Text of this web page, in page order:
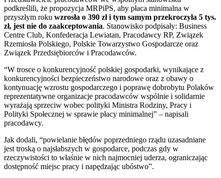
podkreślili, że propozycja MRPiPS, aby płaca minimalna w
przyszłym roku wzrosła o 390 zł i tym samym przekroczyła 5 tys.
zł, jest nie do zaakceptowania. Stanowisko podpisały: Business
Centre Club, Konfederacja Lewiatan, Pracodawcy RP, Związek
Rzemiosła Polskiego, Polskie Towarzystwo Gospodarcze oraz
Związek Przedsiębiorców i Pracodawców.
“W trosce o konkurencyjność polskiej gospodarki, wynikające z
konkurencyjności bezpieczeństwo narodowe oraz z obawy o
kontynuację wzrostu gospodarczego i poprawę dobrobytu Polaków
reprezentatywne organizacje pracodawców wspólnie i solidarnie
wyrażają sprzeciw wobec polityki Ministra Rodziny, Pracy i
Polityki Społecznej w sprawie płacy minimalnej” – napisali
pracodawcy.
Jak dodali, “powielanie błędów poprzedniego rządu uzasadniane
jest troską o najsłabszych w gospodarce, podczas gdy w
rzeczywistości to właśnie w nich najmocniej uderza, ograniczając
dostępność miejsc pracy i napędzając ubóstwo”.